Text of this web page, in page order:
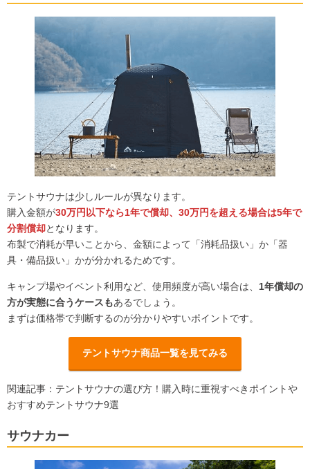
テントサウナは少しルールが異なります。
購入金額が30万円以下なら1年で償却、30万円を超える場合は5年で
分割償却となります。
布製で消耗が早いことから、金額によって「消耗品扱い」か「器
具・備品扱い」かが分かれるためです。
キャンプ場やイベント利用など、使用頻度が高い場合は、 1年償却の
方が実態に合うケースもあるでしょう。
まずは価格帯で判断するのが分かりやすいポイントです。
テントサウナ商品一覧を見てみる
関連記事： テントサウナの選び方！購入時に重視すべきポイントや
おすすめテントサウナ9選
サウナカー